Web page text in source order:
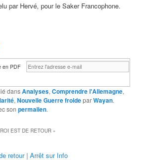
par Hervé, pour le Saker Francophone.
en PDF
dansAnalyses,Comprendre l'Allemagne,
,Nouvelle Guerre froideparWayan.
sonpermalien.
EST DE RETOUR »
retour | Arrêt sur Info